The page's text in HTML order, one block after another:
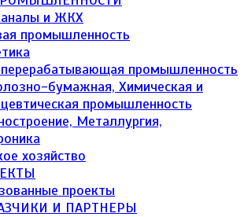
и ЖКХ
промышленность
промышленность
бумажная, Химическая и
промышленность
Металлургия,
хозяйство
проекты
И ПАРТНЕРЫ